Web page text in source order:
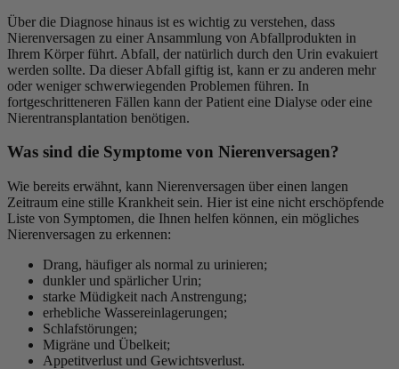
Über die Diagnose hinaus ist es wichtig zu verstehen, dass
Nierenversagen zu einer Ansammlung von Abfallprodukten in
Ihrem Körper führt. Abfall, der natürlich durch den Urin evakuiert
werden sollte. Da dieser Abfall giftig ist, kann er zu anderen mehr
oder weniger schwerwiegenden Problemen führen. In
fortgeschritteneren Fällen kann der Patient eine Dialyse oder eine
Nierentransplantation benötigen.
Was sind die Symptome von Nierenversagen?
Wie bereits erwähnt, kann Nierenversagen über einen langen
Zeitraum eine stille Krankheit sein. Hier ist eine nicht erschöpfende
Liste von Symptomen, die Ihnen helfen können, ein mögliches
Nierenversagen zu erkennen:
Drang, häufiger als normal zu urinieren;
dunkler und spärlicher Urin;
starke Müdigkeit nach Anstrengung;
erhebliche Wassereinlagerungen;
Schlafstörungen;
Migräne und Übelkeit;
Appetitverlust und Gewichtsverlust.